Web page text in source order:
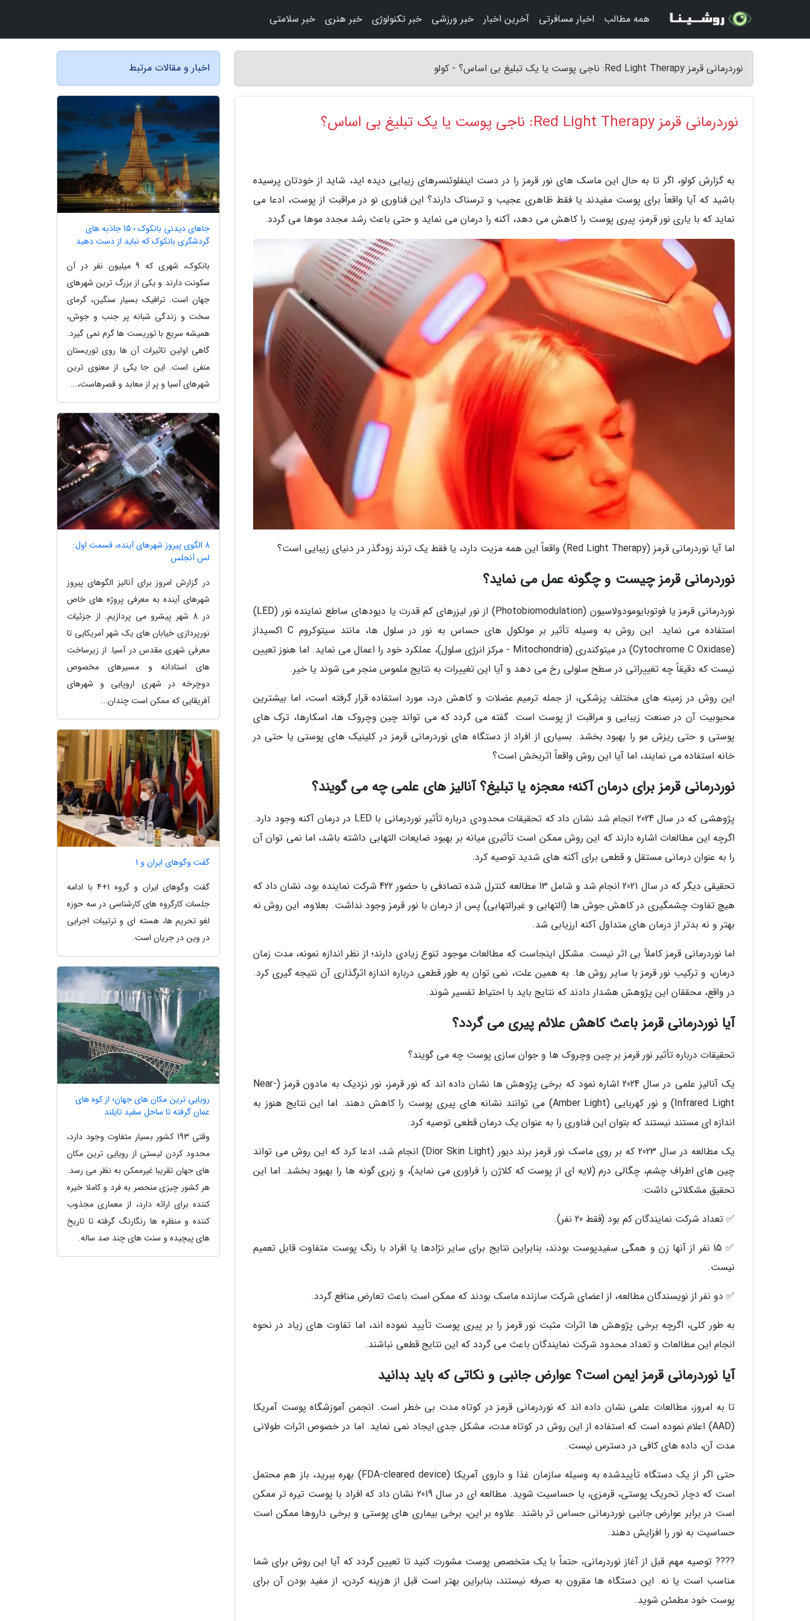
نوردرمانی قرمز Red Light Therapy: ناجی پوست یا یک تبلیغ بی اساس؟ - کولو
نوردرمانی قرمز Red Light Therapy: ناجی پوست یا یک تبلیغ بی اساس؟
به گزارش کولو، اگر تا به حال این ماسک های نور قرمز را در دست اینفلوئنسرهای زیبایی دیده اید، شاید از خودتان پرسیده
باشید که آیا واقعاً برای پوست مفیدند یا فقط ظاهری عجیب و ترسناک دارند؟ این فناوری نو در مراقبت از پوست، ادعا می
نماید که با یاری نور قرمز، پیری پوست را کاهش می دهد، آکنه را درمان می نماید و حتی باعث رشد مجدد موها می گردد.
اما آیا نوردرمانی قرمز (Red Light Therapy) واقعاً این همه مزیت دارد، یا فقط یک ترند زودگذر در دنیای زیبایی است؟
نوردرمانی قرمز چیست و چگونه عمل می نماید؟
نوردرمانی قرمز یا فوتوبایومودولاسیون (Photobiomodulation) از نور لیزرهای کم قدرت یا دیودهای ساطع نماینده نور (LED)
استفاده می نماید. این روش به وسیله تأثیر بر مولکول های حساس به نور در سلول ها، مانند سیتوکروم C اکسیداز
(Cytochrome C Oxidase) در میتوکندری (Mitochondria - مرکز انرژی سلول)، عملکرد خود را اعمال می نماید. اما هنوز تعیین
نیست که دقیقاً چه تغییراتی در سطح سلولی رخ می دهد و آیا این تغییرات به نتایج ملموس منجر می شوند یا خیر.
این روش در زمینه های مختلف پزشکی، از جمله ترمیم عضلات و کاهش درد، مورد استفاده قرار گرفته است، اما بیشترین
محبوبیت آن در صنعت زیبایی و مراقبت از پوست است. گفته می گردد که می تواند چین وچروک ها، اسکارها، ترک های
پوستی و حتی ریزش مو را بهبود بخشد. بسیاری از افراد از دستگاه های نوردرمانی قرمز در کلینیک های پوستی یا حتی در
خانه استفاده می نمایند، اما آیا این روش واقعاً اثربخش است؟
نوردرمانی قرمز برای درمان آکنه؛ معجزه یا تبلیغ؟ آنالیز های علمی چه می گویند؟
پژوهشی که در سال 2024 انجام شد نشان داد که تحقیقات محدودی درباره تأثیر نوردرمانی با LED در درمان آکنه وجود دارد.
اگرچه این مطالعات اشاره دارند که این روش ممکن است تأثیری میانه بر بهبود ضایعات التهابی داشته باشد، اما نمی توان آن
را به عنوان درمانی مستقل و قطعی برای آکنه های شدید توصیه کرد.
تحقیقی دیگر که در سال 2021 انجام شد و شامل 13 مطالعه کنترل شده تصادفی با حضور 422 شرکت نماینده بود، نشان داد که
هیچ تفاوت چشمگیری در کاهش جوش ها (التهابی و غیرالتهابی) پس از درمان با نور قرمز وجود نداشت. بعلاوه، این روش نه
بهتر و نه بدتر از درمان های متداول آکنه ارزیابی شد.
اما نوردرمانی قرمز کاملاً بی اثر نیست. مشکل اینجاست که مطالعات موجود تنوع زیادی دارند؛ از نظر اندازه نمونه، مدت زمان
درمان، و ترکیب نور قرمز با سایر روش ها. به همین علت، نمی توان به طور قطعی درباره اندازه اثرگذاری آن نتیجه گیری کرد.
در واقع، محققان این پژوهش هشدار دادند که نتایج باید با احتیاط تفسیر شوند.
آیا نوردرمانی قرمز باعث کاهش علائم پیری می گردد؟
تحقیقات درباره تأثیر نور قرمز بر چین وچروک ها و جوان سازی پوست چه می گویند؟
یک آنالیز علمی در سال 2024 اشاره نمود که برخی پژوهش ها نشان داده اند که نور قرمز، نور نزدیک به مادون قرمز (Near-
Infrared Light) و نور کهربایی (Amber Light) می توانند نشانه های پیری پوست را کاهش دهند. اما این نتایج هنوز به
اندازه ای مستند نیستند که بتوان این فناوری را به عنوان یک درمان قطعی توصیه کرد.
یک مطالعه در سال 2023 که بر روی ماسک نور قرمز برند دیور (Dior Skin Light) انجام شد، ادعا کرد که این روش می تواند
چین های اطراف چشم، چگالی درم (لایه ای از پوست که کلاژن را فراوری می نماید)، و زبری گونه ها را بهبود بخشد. اما این
تحقیق مشکلاتی داشت:
✅ تعداد شرکت نمایندگان کم بود (فقط 20 نفر).
✅ 15 نفر از آنها زن و همگی سفیدپوست بودند، بنابراین نتایج برای سایر نژادها یا افراد با رنگ پوست متفاوت قابل تعمیم
نیست.
✅ دو نفر از نویسندگان مطالعه، از اعضای شرکت سازنده ماسک بودند که ممکن است باعث تعارض منافع گردد.
به طور کلی، اگرچه برخی پژوهش ها اثرات مثبت نور قرمز را بر پیری پوست تأیید نموده اند، اما تفاوت های زیاد در نحوه
انجام این مطالعات و تعداد محدود شرکت نمایندگان باعث می گردد که این نتایج قطعی نباشند.
آیا نوردرمانی قرمز ایمن است؟ عوارض جانبی و نکاتی که باید بدانید
تا به امروز، مطالعات علمی نشان داده اند که نوردرمانی قرمز در کوتاه مدت بی خطر است. انجمن آموزشگاه پوست آمریکا
(AAD) اعلام نموده است که استفاده از این روش در کوتاه مدت، مشکل جدی ایجاد نمی نماید. اما در خصوص اثرات طولانی
مدت آن، داده های کافی در دسترس نیست.
حتی اگر از یک دستگاه تأییدشده به وسیله سازمان غذا و داروی آمریکا (FDA-cleared device) بهره ببرید، باز هم محتمل
است که دچار تحریک پوستی، قرمزی، یا حساسیت شوید. مطالعه ای در سال 2019 نشان داد که افراد با پوست تیره تر ممکن
است در برابر عوارض جانبی نوردرمانی حساس تر باشند. علاوه بر این، برخی بیماری های پوستی و برخی داروها ممکن است
حساسیت به نور را افزایش دهند.
???? توصیه مهم: قبل از آغاز نوردرمانی، حتماً با یک متخصص پوست مشورت کنید تا تعیین گردد که آیا این روش برای شما
مناسب است یا نه. این دستگاه ها مقرون به صرفه نیستند، بنابراین بهتر است قبل از هزینه کردن، از مفید بودن آن برای
پوست خود مطمئن شوید.
اخبار و مقالات مرتبط
جاهای دیدنی بانکوک ؛ 15 جاذبه های
گردشگری بانکوک که نباید از دست دهید
بانکوک، شهری که 9 میلیون نفر در آن
سکونت دارند و یکی از بزرگ ترین شهرهای
جهان است. ترافیک بسیار سنگین، گرمای
سخت و زندگی شبانه پر جنب و جوش،
همیشه سریع با توریست ها گرم نمی گیرد.
گاهی اولین تاثیرات آن ها روی توریستان
منفی است. این جا یکی از معنوی ترین
شهرهای آسیا و پر از معابد و قصرهاست،...
8 الگوی پیروز شهرهای آینده، قسمت اول:
لس آنجلس
در گزارش امروز برای آنالیز الگوهای پیروز
شهرهای آینده به معرفی پروژه های خاص
در 8 شهر پیشرو می پردازیم. از جزئیات
نورپردازی خیابان های یک شهر آمریکایی تا
معرفی شهری مقدس در آسیا. از زیرساخت
های استادانه و مسیرهای مخصوص
دوچرخه در شهری اروپایی و شهرهای
آفریقایی که ممکن است چندان...
گفت وگوهای ایران و 1
گفت وگوهای ایران و گروه 1+4 با ادامه
جلسات کارگروه های کارشناسی در سه حوزه
لغو تحریم ها، هسته ای و ترتیبات اجرایی
در وین در جریان است.
رویایی ترین مکان های جهان؛ از کوه های
عمان گرفته تا ساحل سفید تایلند
وقتی 193 کشور بسیار متفاوت وجود دارد،
محدود کردن لیستی از رویایی ترین مکان
های جهان تقریبا غیرممکن به نظر می رسد.
هر کشور چیزی منحصر به فرد و کاملا خیره
کننده برای ارائه دارد، از معماری مجذوب
کننده و منظره ها رنگارنگ گرفته تا تاریخ
های پیچیده و سنت های چند صد ساله.
همه مطالب اخبار مسافرتی آخرین اخبار خبر ورزشی خبر تکنولوژی خبر هنری خبر سلامتی